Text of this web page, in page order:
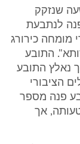
שנים, ביום 4.9.03, בשעה שנזקק
לנתבעת
מומחה כירורג
התובע
נאלץ התובע
הציבורי
4 ימים. התובע פנה מספר
אך